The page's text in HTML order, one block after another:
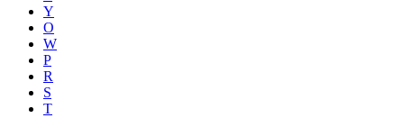
Y
O
W
P
R
S
T